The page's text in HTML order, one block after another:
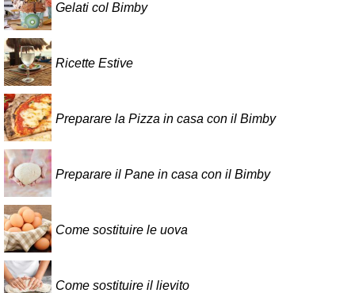
Gelati col Bimby
Ricette Estive
Preparare la Pizza in casa con il Bimby
Preparare il Pane in casa con il Bimby
Come sostituire le uova
Come sostituire il lievito